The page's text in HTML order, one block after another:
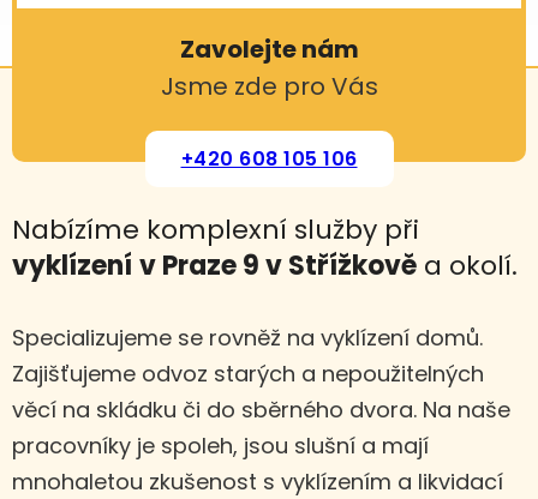
Zavolejte nám
Jsme zde pro Vás
+420 608 105 106
Nabízíme komplexní služby při
vyklízení v Praze 9 v Střížkově a okolí.
Specializujeme se rovněž na vyklízení domů.
Zajišťujeme odvoz starých a nepoužitelných
věcí na skládku či do sběrného dvora. Na naše
pracovníky je spoleh, jsou slušní a mají
mnohaletou zkušenost s vyklízením a likvidací